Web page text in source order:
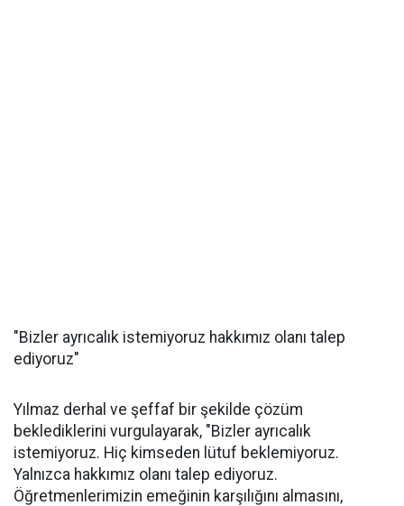
"Bizler ayrıcalık istemiyoruz hakkımız olanı talep
ediyoruz"
Yılmaz derhal ve şeffaf bir şekilde çözüm
beklediklerini vurgulayarak, "Bizler ayrıcalık
istemiyoruz. Hiç kimseden lütuf beklemiyoruz.
Yalnızca hakkımız olanı talep ediyoruz.
Öğretmenlerimizin emeğinin karşılığını almasını,